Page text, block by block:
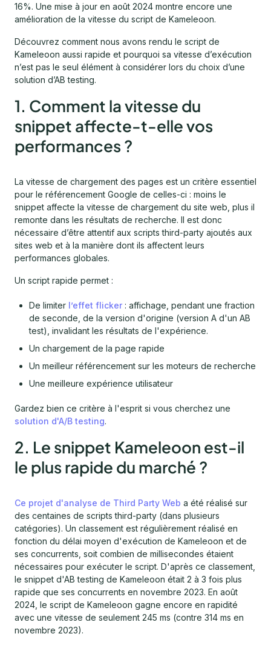
16%. Une mise à jour en août 2024 montre encore une
amélioration de la vitesse du script de Kameleoon.
Découvrez comment nous avons rendu le script de
Kameleoon aussi rapide et pourquoi sa vitesse d’exécution
n’est pas le seul élément à considérer lors du choix d’une
solution d’AB testing.
1. Comment la vitesse du
snippet affecte-t-elle vos
performances ?
La vitesse de chargement des pages est un critère essentiel
pour le référencement Google de celles-ci : moins le
snippet affecte la vitesse de chargement du site web, plus il
remonte dans les résultats de recherche. Il est donc
nécessaire d’être attentif aux scripts third-party ajoutés aux
sites web et à la manière dont ils affectent leurs
performances globales.
Un script rapide permet :
De limiter l’effet flicker : affichage, pendant une fraction
de seconde, de la version d'origine (version A d'un AB
test), invalidant les résultats de l'expérience.
Un chargement de la page rapide
Un meilleur référencement sur les moteurs de recherche
Une meilleure expérience utilisateur
Gardez bien ce critère à l'esprit si vous cherchez une
solution d'A/B testing.
2. Le snippet Kameleoon est-il
le plus rapide du marché ?
Ce projet d'analyse de Third Party Web a été réalisé sur
des centaines de scripts third-party (dans plusieurs
catégories). Un classement est régulièrement réalisé en
fonction du délai moyen d'exécution de Kameleoon et de
ses concurrents, soit combien de millisecondes étaient
nécessaires pour exécuter le script. D'après ce classement,
le snippet d'AB testing de Kameleoon était 2 à 3 fois plus
rapide que ses concurrents en novembre 2023. En août
2024, le script de Kameleoon gagne encore en rapidité
avec une vitesse de seulement 245 ms (contre 314 ms en
novembre 2023).